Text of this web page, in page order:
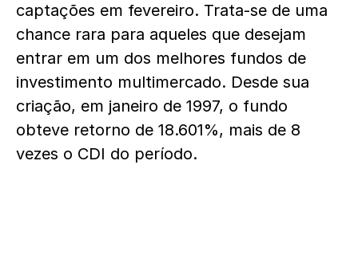
captações em fevereiro. Trata-se de uma
chance rara para aqueles que desejam
entrar em um dos melhores fundos de
investimento multimercado. Desde sua
criação, em janeiro de 1997, o fundo
obteve retorno de 18.601%, mais de 8
vezes o CDI do período.